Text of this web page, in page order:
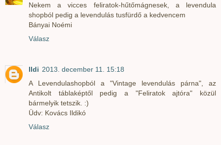
Nekem a vicces feliratok-hűtőmágnesek, a levendula
shopból pedig a levendulás tusfürdő a kedvencem
Bányai Noémi
Válasz
Ildi 2013. december 11. 15:18
A Levendulashopból a "Vintage levendulás párna", az
Antikolt táblaképtől pedig a "Feliratok ajtóra" közül
bármelyik tetszik. :)
Üdv: Kovács Ildikó
Válasz